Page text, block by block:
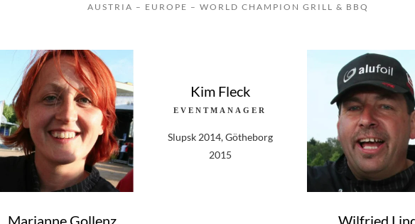
AUSTRIA – EUROPE – WORLD CHAMPION GRILL & BBQ
Marianne Gollenz
Kim Fleck
EVENTMANAGER
Slupsk 2014, Götheborg
2015
Wilfried